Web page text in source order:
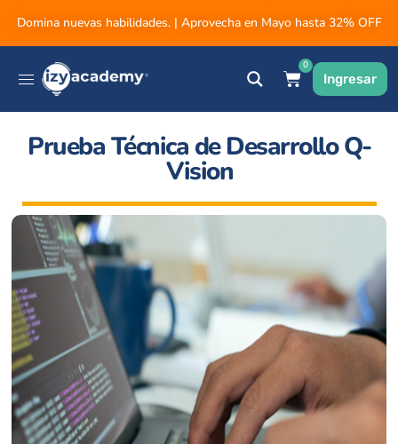
Domina nuevas habilidades. | Aprovecha en Mayo hasta 32% OFF
0
Ingresar
Prueba Técnica de Desarrollo Q-
Vision